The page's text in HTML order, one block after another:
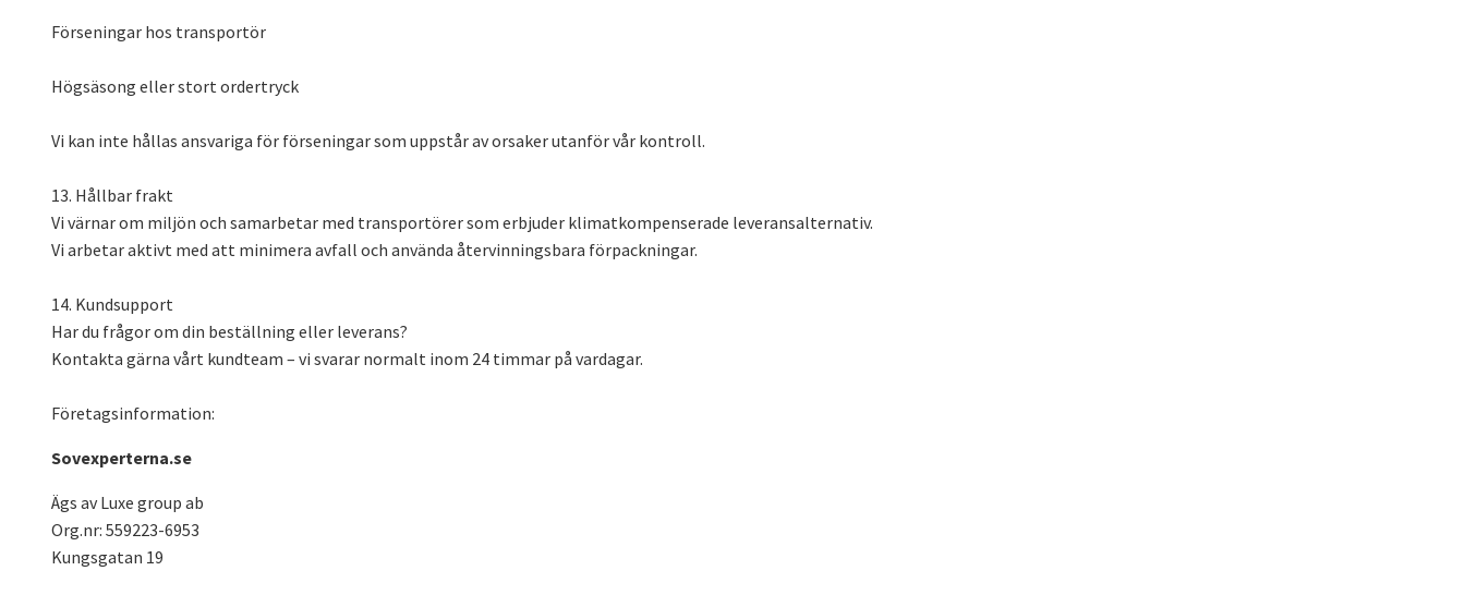
Förseningar hos transportör
Högsäsong eller stort ordertryck
Vi kan inte hållas ansvariga för förseningar som uppstår av orsaker utanför vår kontroll.
13. Hållbar frakt
Vi värnar om miljön och samarbetar med transportörer som erbjuder klimatkompenserade leveransalternativ.
Vi arbetar aktivt med att minimera avfall och använda återvinningsbara förpackningar.
14. Kundsupport
Har du frågor om din beställning eller leverans?
Kontakta gärna vårt kundteam – vi svarar normalt inom 24 timmar på vardagar.
Företagsinformation:
Sovexperterna.se
Ägs av Luxe group ab
Org.nr: 559223-6953
Kungsgatan 19